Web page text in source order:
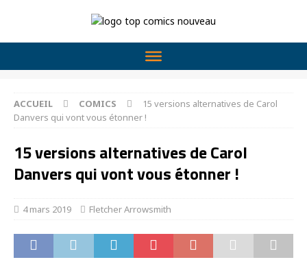
ACCUEIL COMICS
15 versions alternatives de Carol
Danvers qui vont vous étonner !
15 versions alternatives de Carol
Danvers qui vont vous étonner !
4 mars 2019 Fletcher Arrowsmith